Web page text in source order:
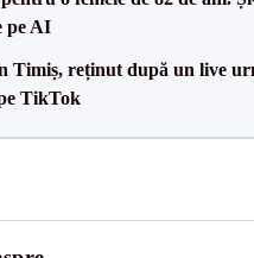
pe AI
Timiș, reținut după un live
TikTok